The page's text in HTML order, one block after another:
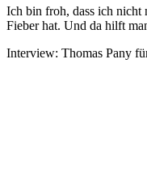
Ich bin froh, dass ich nicht
Fieber hat. Und da hilft
Interview: Thomas Pany